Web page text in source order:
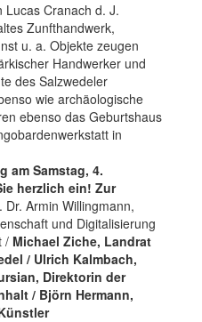
Lucas Cranach d. J.
Zunfthandwerk,
u. a. Objekte zeugen
Handwerker und
des Salzwedeler
wie archäologische
ebenso das Geburtshaus
in
am Samstag, 4.
herzlich ein! Zur
Dr. Armin Willingmann,
und Digitalisierung
/ Michael Ziche, Landrat
/ Ulrich Kalmbach,
Direktorin der
/ Björn Hermann,